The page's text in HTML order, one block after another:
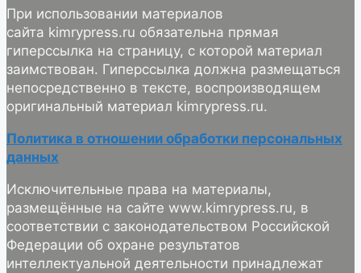
При использовании материалов
сайта kimrypress.ru обязательна прямая
гиперссылка на страницу, с которой материал
заимствован. Гиперссылка должна размещаться
непосредственно в тексте, воспроизводящем
оригинальный материал kimrypress.ru.
Политика в отношении обработки персональных
данных
Исключительные права на материалы,
размещённые на сайте www.kimrypress.ru, в
соответствии с законодательством Российской
Федерации об охране результатов
интеллектуальной деятельности принадлежат